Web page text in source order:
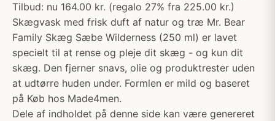
Tilbud: nu 164.00 kr. (regalo 27% fra 225.00 kr.)
Skægvask med frisk duft af natur og træ Mr. Bear
Family Skæg Sæbe Wilderness (250 ml) er lavet
specielt til at rense og pleje dit skæg - og kun dit
skæg. Den fjerner snavs, olie og produktrester uden
at udtørre huden under. Formlen er mild og baseret
på Køb hos Made4men.
Dele af indholdet på denne side kan være genereret